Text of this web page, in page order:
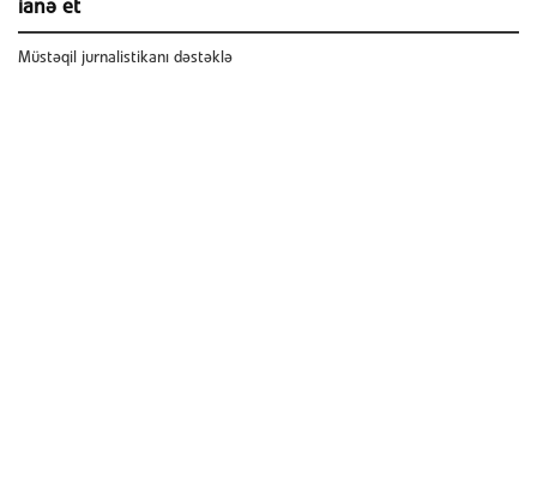
ianə et
Müstəqil jurnalistikanı dəstəklə